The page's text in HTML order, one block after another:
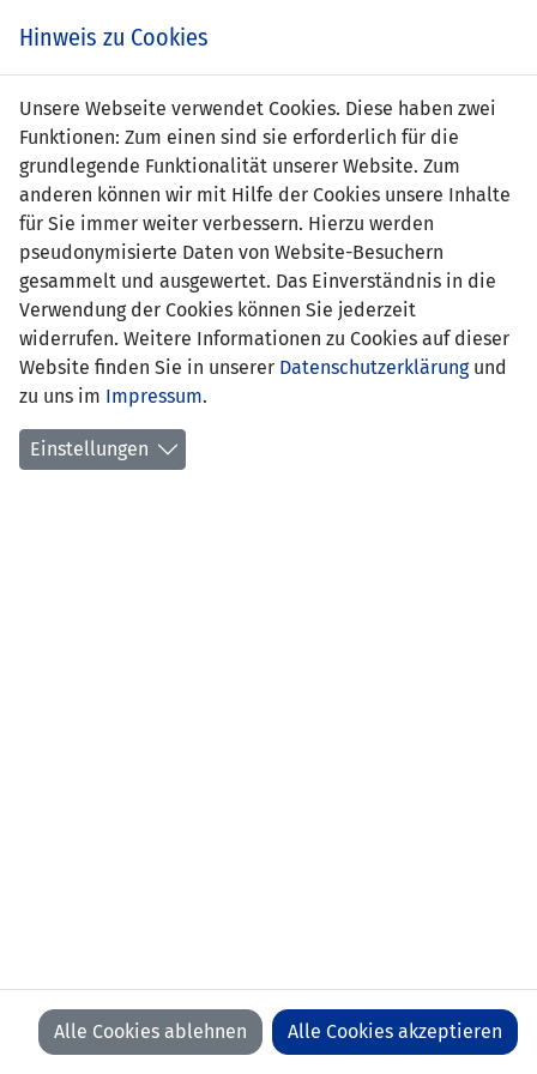
Marco Vögeli
Position:
Anzahl Spiele:
Anzahl Tore: 0
Hinweis zu Cookies
Unsere Webseite verwendet Cookies. Diese haben zwei
Funktionen: Zum einen sind sie erforderlich für die
grundlegende Funktionalität unserer Website. Zum
anderen können wir mit Hilfe der Cookies unsere Inhalte
für Sie immer weiter verbessern. Hierzu werden
pseudonymisierte Daten von Website-Besuchern
gesammelt und ausgewertet. Das Einverständnis in die
Verwendung der Cookies können Sie jederzeit
widerrufen. Weitere Informationen zu Cookies auf dieser
Website finden Sie in unserer Datenschutzerklärungund
zu uns im Impressum.
Einstellungen
Alle Cookies ablehnen Alle Cookies akzeptieren